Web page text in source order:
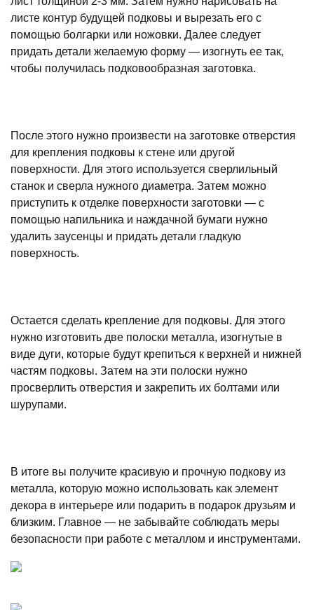
листе контур будущей подковы и вырезать его с
помощью болгарки или ножовки. Далее следует
придать детали желаемую форму — изогнуть ее так,
чтобы получилась подковообразная заготовка.
После этого нужно произвести на заготовке отверстия
для крепления подковы к стене или другой
поверхности. Для этого используется сверлильный
станок и сверла нужного диаметра. Затем можно
приступить к отделке поверхности заготовки — с
помощью напильника и наждачной бумаги нужно
удалить заусенцы и придать детали гладкую
поверхность.
Остается сделать крепление для подковы. Для этого
нужно изготовить две полоски металла, изогнутые в
виде дуги, которые будут крепиться к верхней и нижней
частям подковы. Затем на эти полоски нужно
просверлить отверстия и закрепить их болтами или
шурупами.
В итоге вы получите красивую и прочную подкову из
металла, которую можно использовать как элемент
декора в интерьере или подарить в подарок друзьям и
близким. Главное — не забывайте соблюдать меры
безопасности при работе с металлом и инструментами.